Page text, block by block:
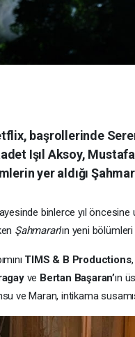
başrollerinde
Işıl Aksoy,
yer aldığı
binlerce yıl
Şahmaran’ın yeni bölümleri
TIMS & B Productions,
ve Bertan Başaran’ın
ve Maran, intikama